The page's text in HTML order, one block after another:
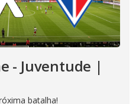
- Juventude |
batalha!